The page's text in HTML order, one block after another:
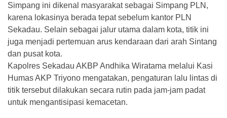
Simpang ini dikenal masyarakat sebagai Simpang PLN,
karena lokasinya berada tepat sebelum kantor PLN
Sekadau. Selain sebagai jalur utama dalam kota, titik ini
juga menjadi pertemuan arus kendaraan dari arah Sintang
dan pusat kota.
Kapolres Sekadau AKBP Andhika Wiratama melalui Kasi
Humas AKP Triyono mengatakan, pengaturan lalu lintas di
titik tersebut dilakukan secara rutin pada jam-jam padat
untuk mengantisipasi kemacetan.